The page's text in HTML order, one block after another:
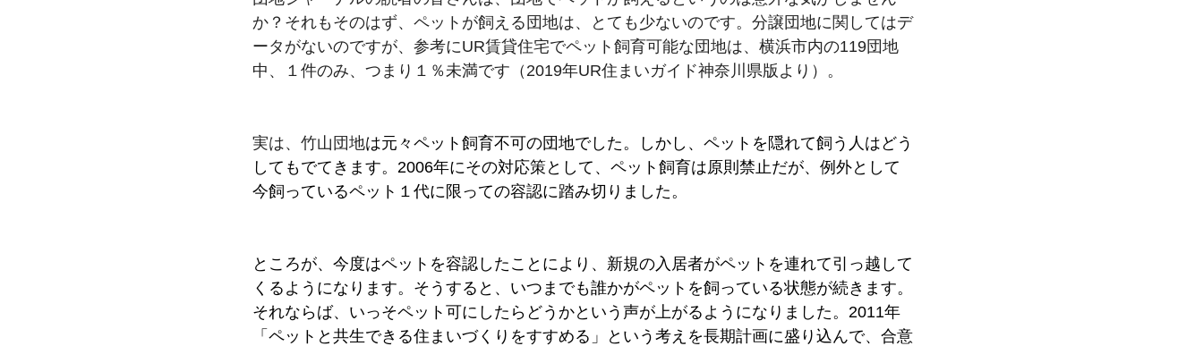
か？それもそのはず、ペットが飼える団地は、とても少ないのです。分譲団地に関してはデ
ータがないのですが、参考にUR賃貸住宅でペット飼育可能な団地は、横浜市内の119団地
中、１件のみ、つまり１％未満です（2019年UR住まいガイド神奈川県版より）。
実は、竹山団地は元々ペット飼育不可の団地でした。しかし、ペットを隠れて飼う人はどう
してもでてきます。2006年にその対応策として、ペット飼育は原則禁止だが、例外として
今飼っているペット１代に限っての容認に踏み切りました。
ところが、今度はペットを容認したことにより、新規の入居者がペットを連れて引っ越して
くるようになります。そうすると、いつまでも誰かがペットを飼っている状態が続きます。
それならば、いっそペット可にしたらどうかという声が上がるようになりました。2011年
「ペットと共生できる住まいづくりをすすめる」という考えを長期計画に盛り込んで、合意